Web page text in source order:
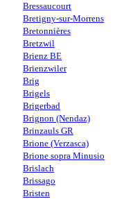
Bressaucourt
Bretigny-sur-Morrens
Bretonnières
Bretzwil
Brienz BE
Brienzwiler
Brig
Brigels
Brigerbad
Brignon (Nendaz)
Brinzauls GR
Brione (Verzasca)
Brione sopra Minusio
Brislach
Brissago
Bristen